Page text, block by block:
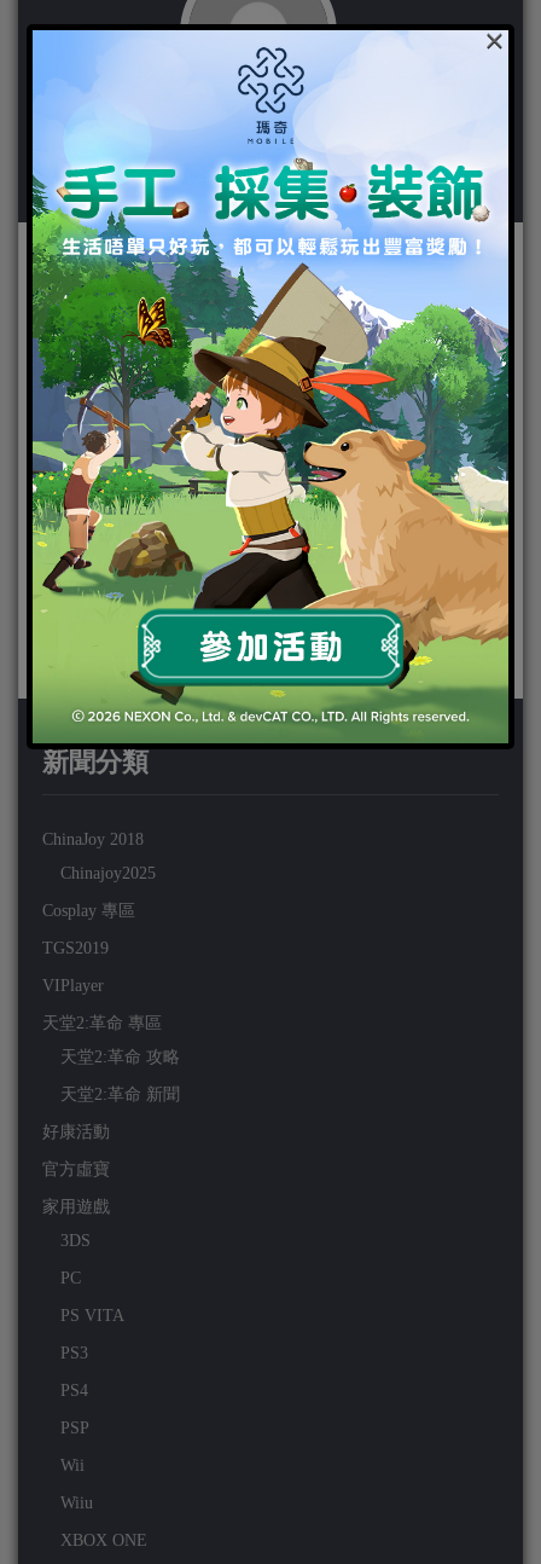
作者： 粉紅大少爺
新聞分類
ChinaJoy 2018
Chinajoy2025
Cosplay 專區
TGS2019
VIPlayer
天堂2:革命 專區
天堂2:革命 攻略
天堂2:革命 新聞
好康活動
官方虛寶
家用遊戲
3DS
PC
PS VITA
PS3
PS4
PSP
Wii
Wiiu
XBOX ONE
×